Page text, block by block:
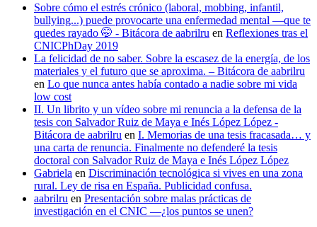
Sobre cómo el estrés crónico (laboral, mobbing, infantil,
bullying...) puede provocarte una enfermedad mental —que te
quedes rayado 🤭 - Bitácora de aabrilru en Reflexiones tras el
CNICPhDay 2019
La felicidad de no saber. Sobre la escasez de la energía, de los
materiales y el futuro que se aproxima. – Bitácora de aabrilru
en Lo que nunca antes había contado a nadie sobre mi vida
low cost
II. Un librito y un vídeo sobre mi renuncia a la defensa de la
tesis con Salvador Ruiz de Maya e Inés López López -
Bitácora de aabrilru en I. Memorias de una tesis fracasada… y
una carta de renuncia. Finalmente no defenderé la tesis
doctoral con Salvador Ruiz de Maya e Inés López López
Gabriela en Discriminación tecnológica si vives en una zona
rural. Ley de risa en España. Publicidad confusa.
aabrilru en Presentación sobre malas prácticas de
investigación en el CNIC —¿los puntos se unen?